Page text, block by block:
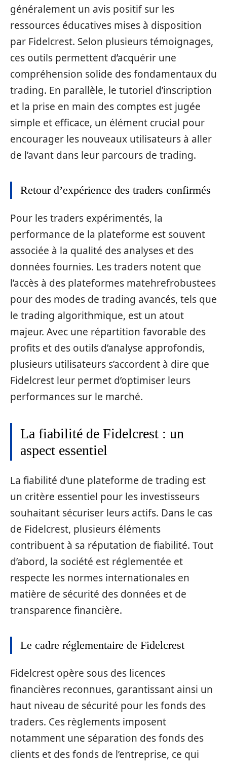
généralement un avis positif sur les
ressources éducatives mises à disposition
par Fidelcrest. Selon plusieurs témoignages,
ces outils permettent d’acquérir une
compréhension solide des fondamentaux du
trading. En parallèle, le tutoriel d’inscription
et la prise en main des comptes est jugée
simple et efficace, un élément crucial pour
encourager les nouveaux utilisateurs à aller
de l’avant dans leur parcours de trading.
Retour d’expérience des traders confirmés
Pour les traders expérimentés, la
performance de la plateforme est souvent
associée à la qualité des analyses et des
données fournies. Les traders notent que
l’accès à des plateformes matehrefrobustees
pour des modes de trading avancés, tels que
le trading algorithmique, est un atout
majeur. Avec une répartition favorable des
profits et des outils d’analyse approfondis,
plusieurs utilisateurs s’accordent à dire que
Fidelcrest leur permet d’optimiser leurs
performances sur le marché.
La fiabilité de Fidelcrest : un
aspect essentiel
La fiabilité d’une plateforme de trading est
un critère essentiel pour les investisseurs
souhaitant sécuriser leurs actifs. Dans le cas
de Fidelcrest, plusieurs éléments
contribuent à sa réputation de fiabilité. Tout
d’abord, la société est réglementée et
respecte les normes internationales en
matière de sécurité des données et de
transparence financière.
Le cadre réglementaire de Fidelcrest
Fidelcrest opère sous des licences
financières reconnues, garantissant ainsi un
haut niveau de sécurité pour les fonds des
traders. Ces règlements imposent
notamment une séparation des fonds des
clients et des fonds de l’entreprise, ce qui